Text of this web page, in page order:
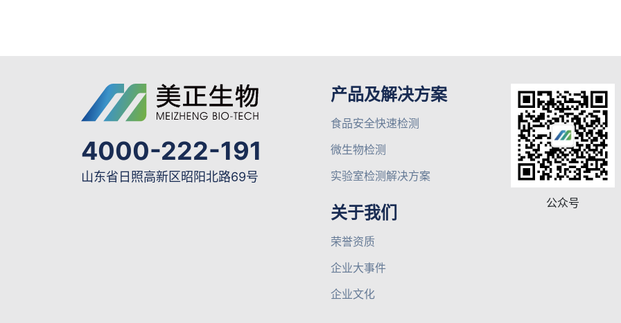
4000-222-191
山东省日照高新区昭阳北路69号
产品及解决方案
食品安全快速检测
微生物检测
实验室检测解决方案
关于我们
荣誉资质
企业大事件
企业文化
公众号